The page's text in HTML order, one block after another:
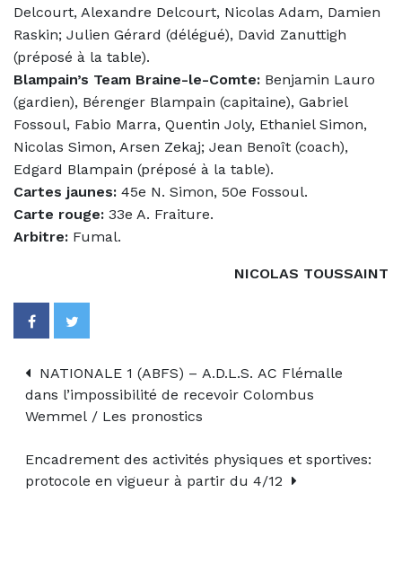
Delcourt, Alexandre Delcourt, Nicolas Adam, Damien
Raskin; Julien Gérard (délégué), David Zanuttigh
(préposé à la table).
Blampain’s Team Braine-le-Comte: Benjamin Lauro
(gardien), Bérenger Blampain (capitaine), Gabriel
Fossoul, Fabio Marra, Quentin Joly, Ethaniel Simon,
Nicolas Simon, Arsen Zekaj; Jean Benoît (coach),
Edgard Blampain (préposé à la table).
Cartes jaunes: 45e N. Simon, 50e Fossoul.
Carte rouge: 33e A. Fraiture.
Arbitre: Fumal.
NICOLAS TOUSSAINT
NATIONALE 1 (ABFS) – A.D.L.S. AC Flémalle
dans l’impossibilité de recevoir Colombus
Wemmel / Les pronostics
Encadrement des activités physiques et sportives:
protocole en vigueur à partir du 4/12